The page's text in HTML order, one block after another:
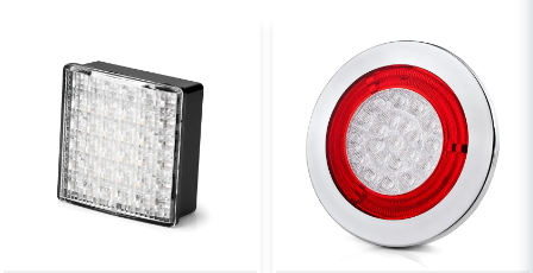
Namn
email
E-postadress